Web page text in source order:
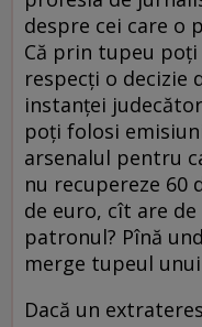
despre cei care o
Că prin tupeu poți
respecți o decizie
instanței
poți folosi
arsenalul pentru
nu recupereze 60
de euro, cît are
patronul? Pînă
merge tupeul
Dacă un